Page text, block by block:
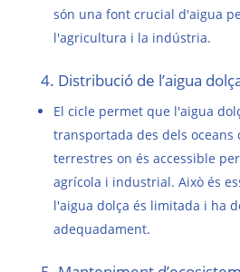
són una font crucial d'aigua
l'agricultura i la indústria.
4. Distribució de l’aigua
El cicle permet que l'aigua
transportada des dels oceans
terrestres on és accessible
agrícola i industrial. Això és
l'aigua dolça és limitada i ha
adequadament.